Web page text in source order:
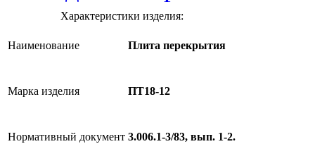
Характеристики изделия:
Наименование Плита перекрытия
Марка изделия ПТ18-12
Нормативный документ 3.006.1-3/83, вып. 1-2.